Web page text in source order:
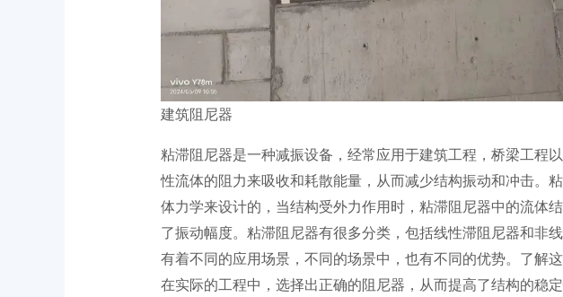
建筑阻尼器
粘滞阻尼器是一种减振设备，经常应用于建筑工程，桥梁工程
性流体的阻力来吸收和耗散能量，从而减少结构振动和冲击。
体力学来设计的，当结构受外力作用时，粘滞阻尼器中的流体
了振动幅度。粘滞阻尼器有很多分类，包括线性滞阻尼器和非
有着不同的应用场景，不同的场景中，也有不同的优势。了解
在实际的工程中，选择出正确的阻尼器，从而提高了结构的稳定